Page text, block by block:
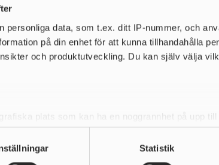
personliga data, som t.ex. ditt IP-nummer, och
på din enhet för att kunna tillhandahålla
och produktutveckling. Du kan själv välja
plats som kan ha en noggrannhet på upp till
behandlas och ställ in dina preferenser i
från cookie-förklaringen.
Statistik
| 10:16
SM i Kil – med
i friidrott drar igång redan idag med
10 000 meter och gångtävlingar står på
när SM smygstartar i Kil inför helgens huvudtävlingar